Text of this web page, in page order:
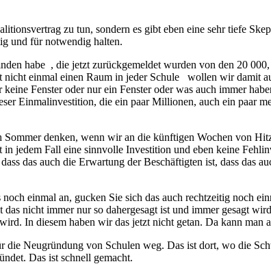
zu tun, sondern es gibt eben eine sehr tiefe
und für notwendig halten.
habe , die jetzt zurückgemeldet wurden von den 20
einmal einen Raum in jeder Schule wollen wir damit
Fenster oder nur ein Fenster oder was auch immer
Einmalinvestition, die ein paar Millionen, auch ein paar
denken, wenn wir an die künftigen Wochen von
jedem Fall eine sinnvolle Investition und eben keine
das auch die Erwartung der Beschäftigten ist, dass das
einmal an, gucken Sie sich das auch rechtzeitig noch
nicht immer nur so dahergesagt ist und immer gesagt
In diesem haben wir das jetzt nicht getan. Da kann man
Neugründung von Schulen weg. Das ist dort, wo die
Das ist schnell gemacht.